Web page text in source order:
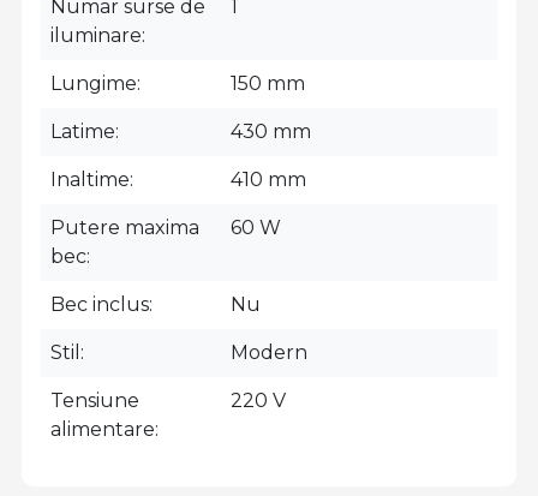
Numar surse de
iluminare
1
Lungime 150 mm
Latime 430 mm
Inaltime 410 mm
Putere maxima
bec
60 W
Bec inclus Nu
Stil Modern
Tensiune
alimentare
220 V